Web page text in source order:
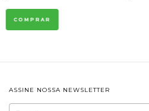
ASSINE NOSSA NEWSLETTER